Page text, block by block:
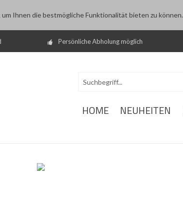
Ihnen die bestmögliche Funktionalität bieten zu können.
Persönliche Abholung möglich
HOME NEUHEITEN